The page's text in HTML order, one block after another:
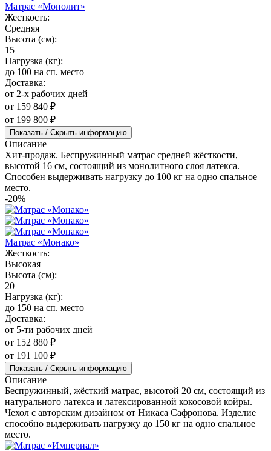
Матрас «Монолит»
Жесткость:
Средняя
Высота (см):
15
Нагрузка (кг):
до 100 на сп. место
Доставка:
от 2-х рабочих дней
от 159 840 ₽
от 199 800 ₽
Показать / Скрыть информацию
Описание
Хит-продаж. Беспружинный матрас средней жёсткости,
высотой 16 см, состоящий из монолитного слоя латекса.
Способен выдерживать нагрузку до 100 кг на одно спальное
место.
-20%
Матрас «Монако»
Жесткость:
Высокая
Высота (см):
20
Нагрузка (кг):
до 150 на сп. место
Доставка:
от 5-ти рабочих дней
от 152 880 ₽
от 191 100 ₽
Показать / Скрыть информацию
Описание
Беспружинный, жёсткий матрас, высотой 20 см, состоящий из
натурального латекса и латексированной кокосовой койры.
Чехол с авторским дизайном от Никаса Сафронова. Изделие
способно выдерживать нагрузку до 150 кг на одно спальное
место.